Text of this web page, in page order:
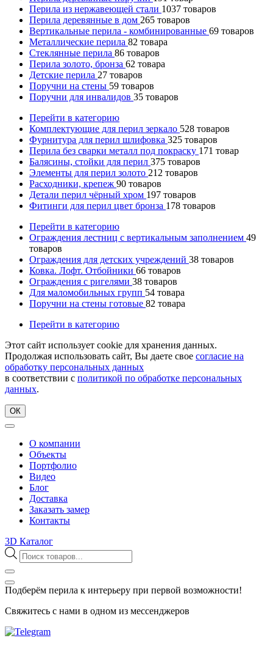
Перила из нержавеющей стали 1037 товаров
Перила деревянные в дом 265 товаров
Вертикальные перила - комбинированные 69 товаров
Металлические перила 82 товара
Стеклянные перила 86 товаров
Перила золото, бронза 62 товара
Детские перила 27 товаров
Поручни на стены 59 товаров
Поручни для инвалидов 35 товаров
Перейти в категорию
Комплектующие для перил зеркало 528 товаров
Фурнитура для перил шлифовка 325 товаров
Перила без сварки металл под покраску 171 товар
Балясины, стойки для перил 375 товаров
Элементы для перил золото 212 товаров
Расходники, крепеж 90 товаров
Детали перил чёрный хром 197 товаров
Фитинги для перил цвет бронза 178 товаров
Перейти в категорию
Ограждения лестниц с вертикальным заполнением 49
товаров
Ограждения для детских учреждений 38 товаров
Ковка. Лофт. Отбойники 66 товаров
Ограждения с ригелями 38 товаров
Для маломобильных групп 54 товара
Поручни на стены готовые 82 товара
Перейти в категорию
Этот сайт использует cookie для хранения данных.
Продолжая использовать сайт, Вы даете свое согласие на
обработку персональных данных
в соответствии с политикой по обработке персональных
данных.
ОК
О компании
Объекты
Портфолио
Видео
Блог
Доставка
Заказать замер
Контакты
3D Каталог
Поиск
товаров
Подберём перила к интерьеру при первой возможности!
Свяжитесь с нами в одном из мессенджеров